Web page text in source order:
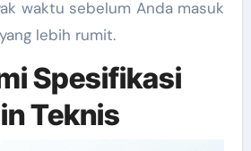
waktu sebelum Anda masuk
lebih rumit.
Spesifikasi
Teknis